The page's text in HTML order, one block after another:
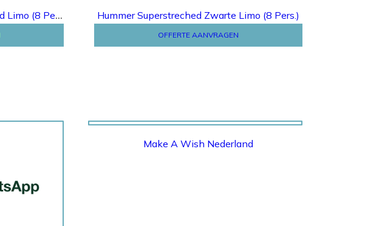
Lincoln Executive Superstretched Limo (8 Pers.) Hummer Superstreched Zwarte Limo (8 Pers.)
OFFERTE AANVRAGEN
MAKE A WISH NEDERLAND
Make A Wish Nederland